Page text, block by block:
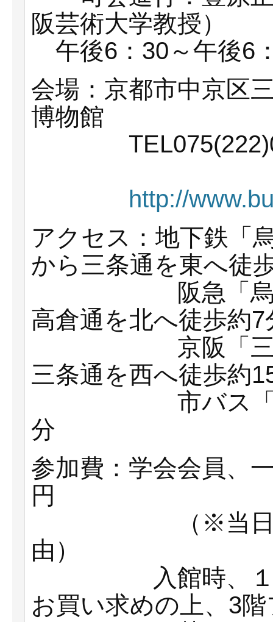
阪芸術大学教授）
午後6：30～午
会場：京都市中京区
博物館
http://
アクセス：地下鉄「
から三条通を東へ徒
阪急「烏丸駅
高倉通を北へ徒歩
京阪「三条駅
三条通を西へ徒歩約
市バス「堺町
分
参加費：学会会員、
円
（※当日券で
由）
入館時、１階に
お買い求めの上、3